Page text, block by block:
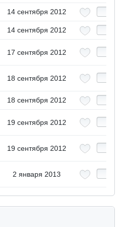
14 сентября 2012
14 сентября 2012
17 сентября 2012
18 сентября 2012
18 сентября 2012
19 сентября 2012
19 сентября 2012
2 января 2013